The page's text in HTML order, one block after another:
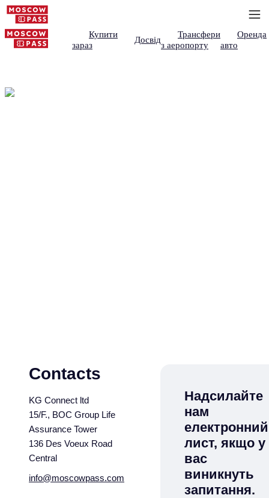
Купити
зараз
Досвід
Трансфери
з аеропорту
Оренда
авто
Contacts
KG Connect ltd
15/F., BOC Group Life
Assurance Tower
136 Des Voeux Road
Central
info@moscowpass.com
Надсилайте
нам
електронний
лист, якщо у
вас
виникнуть
запитання.